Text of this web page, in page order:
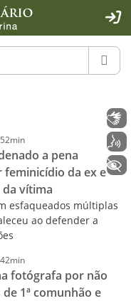
- Rybená
a pena
da ex e
vítima
esfaqueados múltiplas
ao defender a
fotógrafa por não
1ª comunhão e
+ Acessibilidade